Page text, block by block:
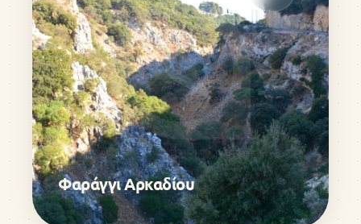
Φαράγγι Αρκαδίου